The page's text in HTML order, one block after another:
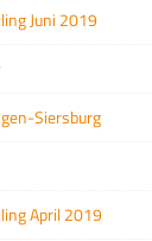
Juni 2019
Siersburg
April 2019